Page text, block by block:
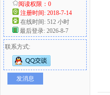
阅读权限：0
注册时间: 2018-7-14
在线时间: 512 小时
最后登录: 2026-8-7
联系方式:
发消息